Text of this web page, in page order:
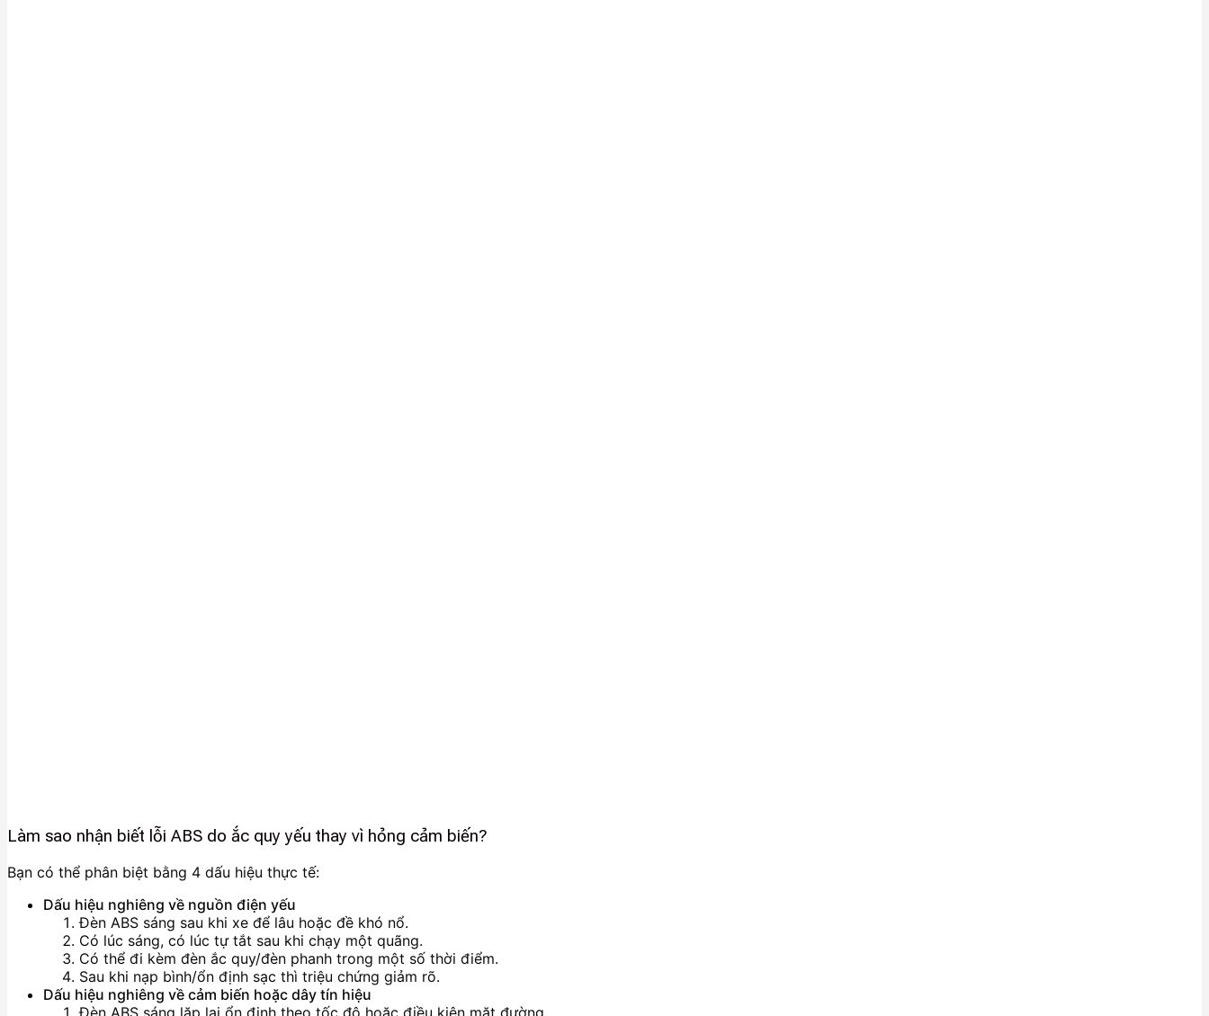
Làm sao nhận biết lỗi ABS do ắc quy yếu thay vì hỏng cảm biến?
Bạn có thể phân biệt bằng 4 dấu hiệu thực tế:
Dấu hiệu nghiêng về nguồn điện yếu
Đèn ABS sáng sau khi xe để lâu hoặc đề khó nổ.
Có lúc sáng, có lúc tự tắt sau khi chạy một quãng.
Có thể đi kèm đèn ắc quy/đèn phanh trong một số thời điểm.
Sau khi nạp bình/ổn định sạc thì triệu chứng giảm rõ.
Dấu hiệu nghiêng về cảm biến hoặc dây tín hiệu
Đèn ABS sáng lặp lại ổn định theo tốc độ hoặc điều kiện mặt đường.